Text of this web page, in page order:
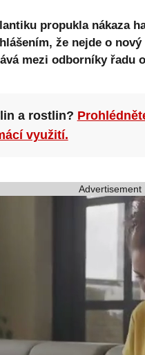
propukla nákaza
že nejde o
mezi odborníky řadu
a rostlin?
využití.
Advertisement